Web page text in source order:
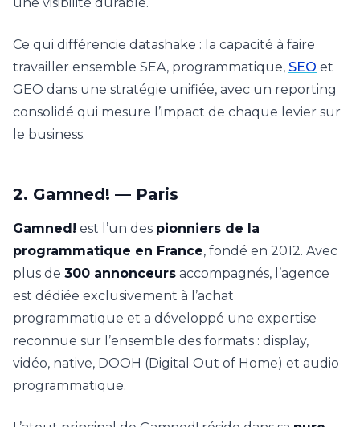
Ce qui différencie datashake : la capacité à faire
travailler ensemble SEA, programmatique, SEO et
GEO dans une stratégie unifiée, avec un reporting
consolidé qui mesure l’impact de chaque levier sur
le business.
2. Gamned! — Paris
Gamned! est l’un des pionniers de la
programmatique en France, fondé en 2012. Avec
plus de 300 annonceurs accompagnés, l’agence
est dédiée exclusivement à l’achat
programmatique et a développé une expertise
reconnue sur l’ensemble des formats : display,
vidéo, native, DOOH (Digital Out of Home) et audio
programmatique.